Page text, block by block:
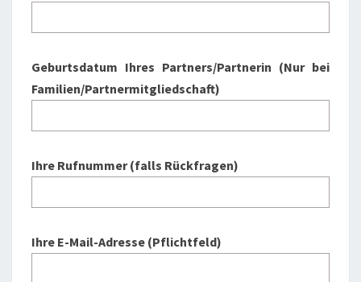
Geburtsdatum Ihres Partners/Partnerin (Nur bei
Familien/Partnermitgliedschaft)
Ihre Rufnummer (falls Rückfragen)
Ihre E-Mail-Adresse (Pflichtfeld)